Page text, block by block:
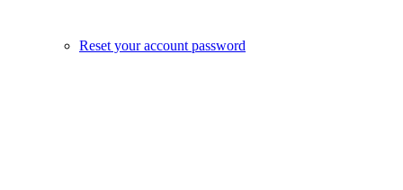
Reset your account password